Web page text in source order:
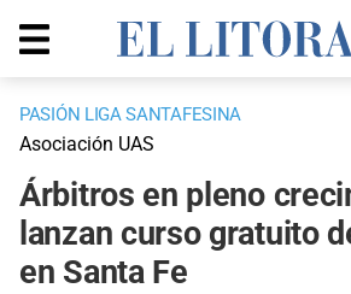
PASIÓN LIGA SANTAFESINA
Asociación UAS
Árbitros en pleno
lanzan curso gratuito
en Santa Fe